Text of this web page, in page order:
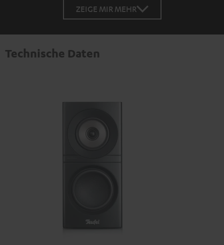
ZEIGE MIR MEHR
Technische Daten